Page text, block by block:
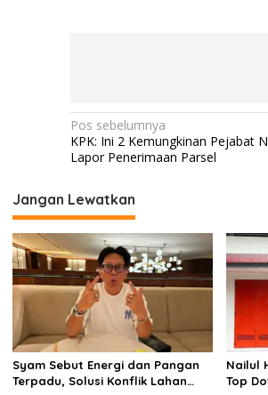
N
a
i
g
a
s
i
p
o
s
Pos sebelumnya
KPK: Ini 2 Kemungkinan Pejabat
Lapor Penerimaan Parsel
Jangan Lewatkan
Syam Sebut Energi dan Pangan
Terpadu, Solusi Konflik Lahan
Nailul
Top